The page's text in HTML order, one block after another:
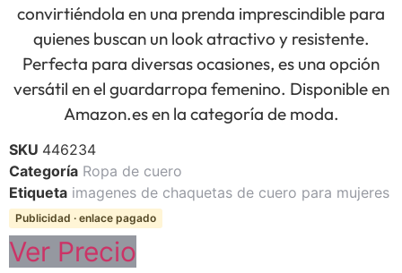
convirtiéndola en una prenda imprescindible para
quienes buscan un look atractivo y resistente.
Perfecta para diversas ocasiones, es una opción
versátil en el guardarropa femenino. Disponible en
Amazon.es en la categoría de moda.
SKU 446234
Categoría Ropa de cuero
Etiqueta imagenes de chaquetas de cuero para mujeres
Publicidad · enlace pagado
Ver Precio